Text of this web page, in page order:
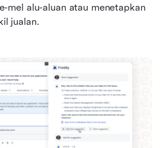
mel alu-aluan atau menetapkan
jualan.